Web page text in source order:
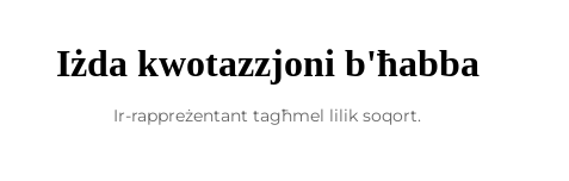
Iżda kwotazzjoni b'ħabba
Ir-rappreżentant tagħmel lilik soqort.